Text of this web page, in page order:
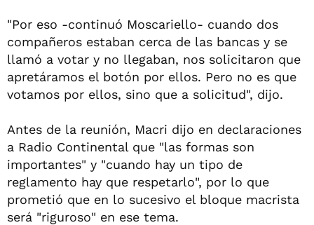
"Por eso -continuó Moscariello- cuando dos
compañeros estaban cerca de las bancas y se
llamó a votar y no llegaban, nos solicitaron que
apretáramos el botón por ellos. Pero no es que
votamos por ellos, sino que a solicitud", dijo.
Antes de la reunión, Macri dijo en declaraciones
a Radio Continental que "las formas son
importantes" y "cuando hay un tipo de
reglamento hay que respetarlo", por lo que
prometió que en lo sucesivo el bloque macrista
será "riguroso" en ese tema.